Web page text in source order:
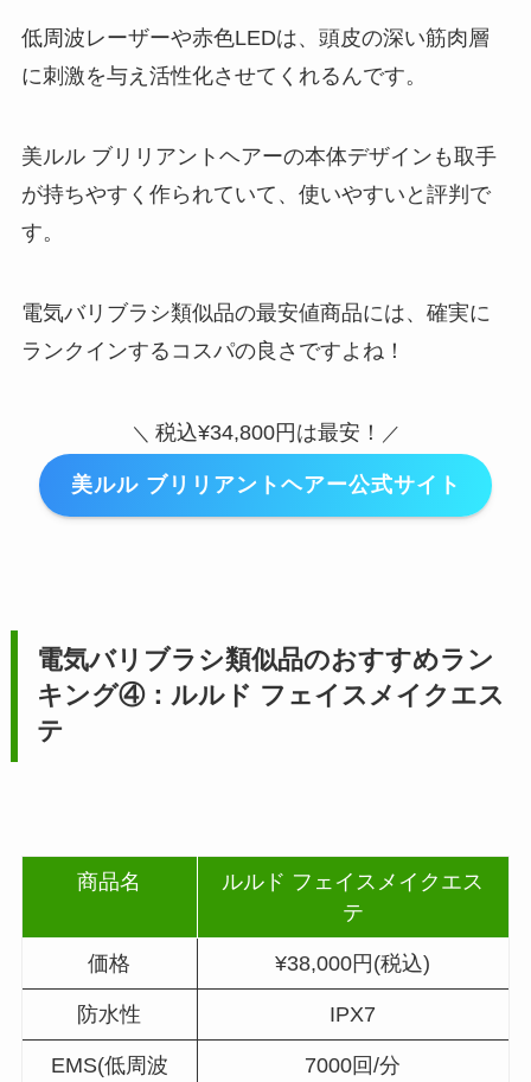
低周波レーザーや赤色LEDは、頭皮の深い筋肉層
に刺激を与え活性化させてくれるんです。
美ルル ブリリアントヘアーの本体デザインも取手
が持ちやすく作られていて、使いやすいと評判で
す。
電気バリブラシ類似品の最安値商品には、確実に
ランクインするコスパの良さですよね！
＼ 税込¥34,800円は最安！ ／
美ルル ブリリアントヘアー公式サイト
電気バリブラシ類似品のおすすめラン
キング④：ルルド フェイスメイクエス
テ
商品名
ルルド フェイスメイクエス
テ
価格 ¥38,000円(税込)
防水性 IPX7
EMS(低周波
7000回/分